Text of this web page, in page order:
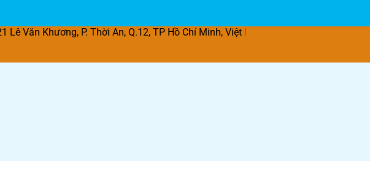
Khương, P. Thời An, Q.12, TP Hồ Chí Minh, Việt Nam